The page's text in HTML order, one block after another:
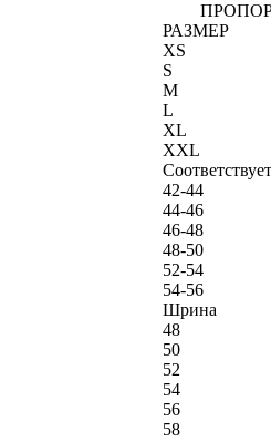
РАЗМЕР
XS
S
M
L
XL
XXL
Соответствует
42-44
44-46
46-48
48-50
52-54
54-56
Шрина
48
50
52
54
56
58